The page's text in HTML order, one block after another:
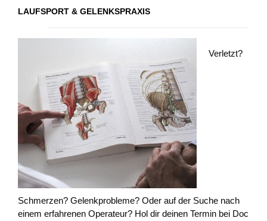
LAUFSPORT & GELENKSPRAXIS
Verletzt?
Schmerzen? Gelenkprobleme? Oder auf der Suche nach
einem erfahrenen Operateur? Hol dir deinen Termin bei Doc